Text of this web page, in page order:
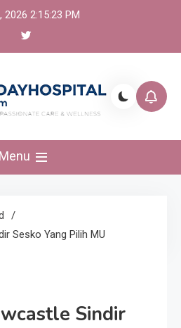
2026 2:15:24 PM
olahraga,
Akurat dan
Menu
Sesko Yang Pilih MU
Sindir